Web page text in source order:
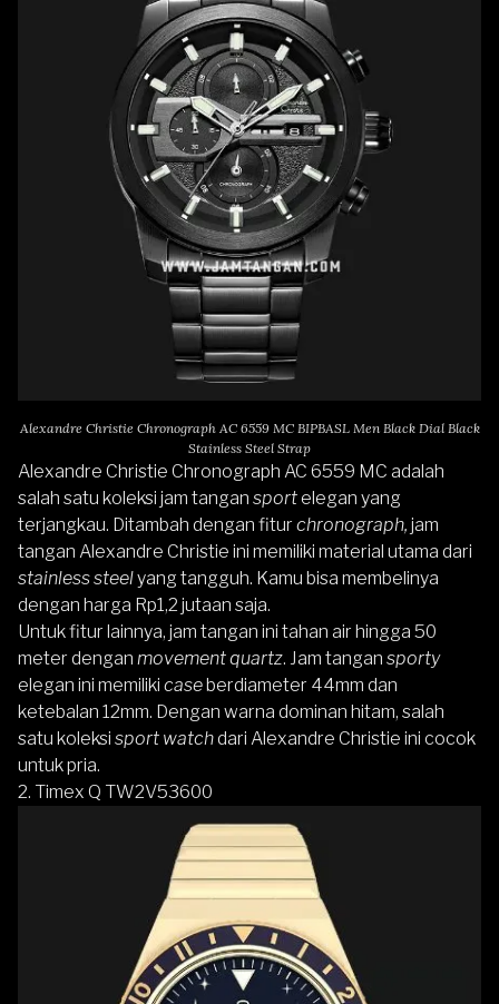
Alexandre Christie Chronograph AC 6559 MC BIPBASL Men Black Dial Black
Stainless Steel Strap
Alexandre Christie Chronograph AC 6559 MC adalah
salah satu koleksi jam tangan sportelegan yang
terjangkau. Ditambah dengan fitur chronograph, jam
tangan Alexandre Christie ini memiliki material utama dari
stainless steelyang tangguh. Kamu bisa membelinya
dengan harga Rp1,2 jutaan saja.
Untuk fitur lainnya, jam tangan ini tahan air hingga 50
meter dengan movement quartz. Jam tangan sporty
elegan ini memiliki caseberdiameter 44mm dan
ketebalan 12mm. Dengan warna dominan hitam, salah
satu koleksi sport watchdari Alexandre Christie ini cocok
untuk pria.
2. Timex Q TW2V53600